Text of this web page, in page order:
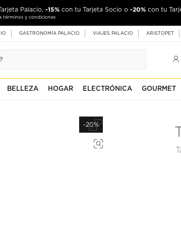
Palacio, -15% con tu Tarjeta Socio o -20% con tu
términos y condiciones
GASTRONOMÍA PALACIO VIAJES PALACIO ARISTOPET
BELLEZA HOGAR ELECTRÓNICA GOURMET
-20%